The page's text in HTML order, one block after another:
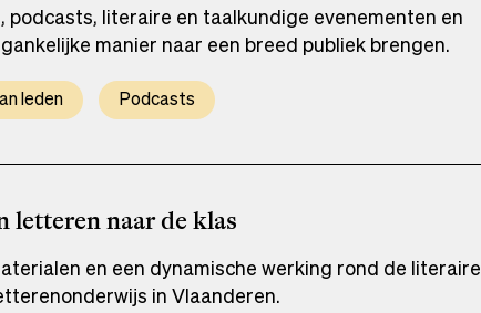
literaire en taalkundige evenementen en
manier naar een breed publiek brengen.
leden Podcasts
letteren naar de klas
en een dynamische werking rond de literaire
in Vlaanderen.